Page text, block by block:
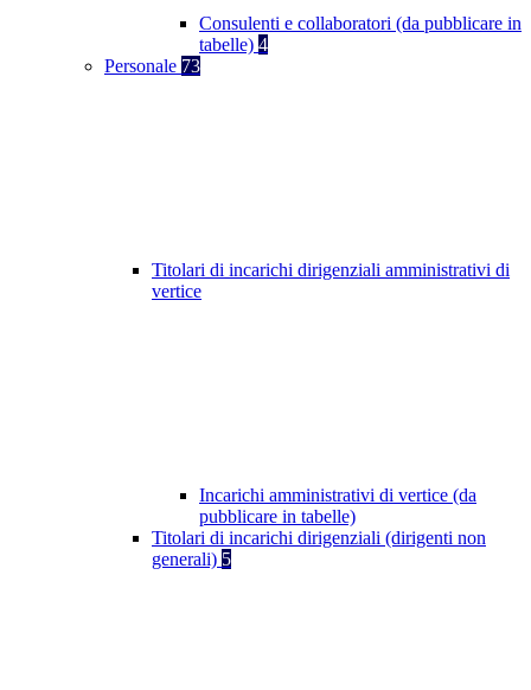
Consulenti e collaboratori (da pubblicare in
tabelle) 4
Personale 73
Titolari di incarichi dirigenziali amministrativi di
vertice
Incarichi amministrativi di vertice (da
pubblicare in tabelle)
Titolari di incarichi dirigenziali (dirigenti non
generali) 5